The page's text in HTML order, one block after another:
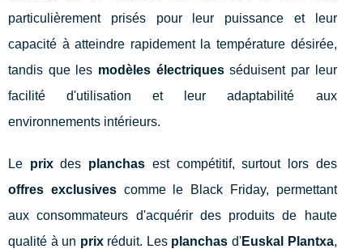
particulièrement prisés pour leur puissance et leur
capacité à atteindre rapidement la température désirée,
tandis que les modèles électriquesséduisent par leur
facilité d'utilisation et leur adaptabilité aux
environnements intérieurs.
Le prixdes planchas est compétitif, surtout lors des
offres exclusivescomme le Black Friday, permettant
aux consommateurs d'acquérir des produits de haute
qualité à un prixréduit. Les planchas d'Euskal Plantxa,